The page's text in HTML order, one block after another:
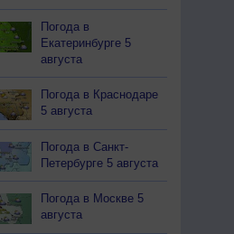
Погода в
Екатеринбурге 5
августа
Погода в Краснодаре
5 августа
Погода в Санкт-
Петербурге 5 августа
Погода в Москве 5
августа